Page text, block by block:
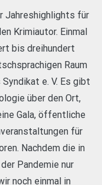
Jahreshighlights für
Krimiautor. Einmal
bis dreihundert
Raum
e. V. Es gibt
über den Ort,
Gala, öffentliche
für
Nachdem die in
Pandemie nur
noch einmal in